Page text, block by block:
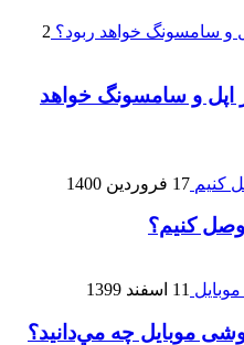
2
اپل و سامسونگ خواهد
17 فروردین 1400
کنیم؟
11 اسفند 1399
موبایل چه مي‌دانید؟